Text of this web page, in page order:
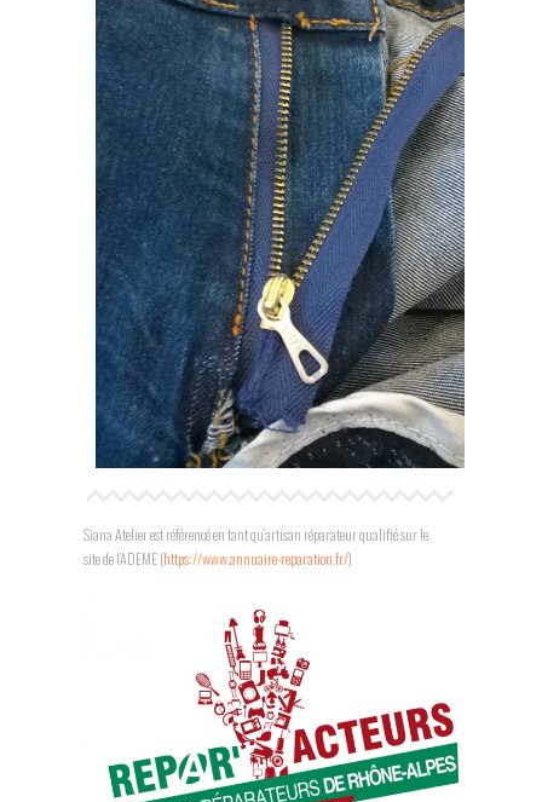
Siana Atelier est référencé en tant qu’artisan réparateur qualifié sur le
site de l’ADEME (https://www.annuaire-reparation.fr/)